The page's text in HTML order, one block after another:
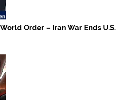
Order – Iran War Ends U.S.